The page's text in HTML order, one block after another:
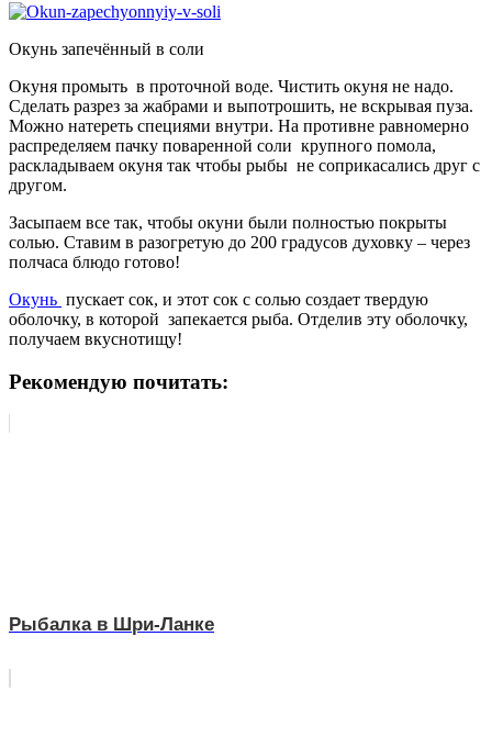
Окунь запечённый в соли
Окуня промыть в проточной воде. Чистить окуня не надо.
Сделать разрез за жабрами и выпотрошить, не вскрывая пуза.
Можно натереть специями внутри. На противне равномерно
распределяем пачку поваренной соли крупного помола,
раскладываем окуня так чтобы рыбы не соприкасались друг с
другом.
Засыпаем все так, чтобы окуни были полностью покрыты
солью. Ставим в разогретую до 200 градусов духовку – через
полчаса блюдо готово!
Окунь пускает сок, и этот сок с солью создает твердую
оболочку, в которой запекается рыба. Отделив эту оболочку,
получаем вкуснотищу!
Рекомендую почитать:
Рыбалка в Шри-Ланке